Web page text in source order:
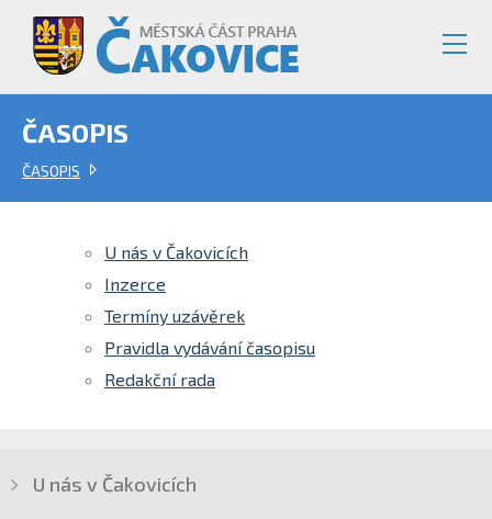
ČASOPIS
ČASOPIS
U nás v Čakovicích
Inzerce
Termíny uzávěrek
Pravidla vydávání časopisu
Redakční rada
U nás v Čakovicích